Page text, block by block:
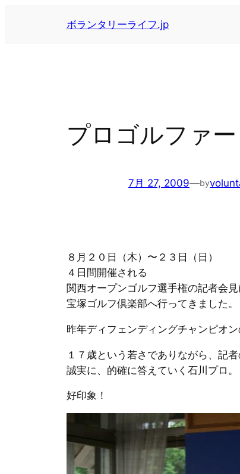
ボランタリーライフ.jp
プロゴルファ
7月 27, 2009—by
８月２０日（木）〜２３日（日）
４日間開催される
関西オープンゴルフ選手権の記者会見
宝塚ゴルフ倶楽部へ行ってきました。
昨年ディフェンディングチャンピオ
１７歳という若さでありながら、記
誠実に、的確に答えていく石川プロ。
好印象！